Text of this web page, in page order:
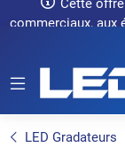
Cette
commerciaux, aux
LED Gradateurs